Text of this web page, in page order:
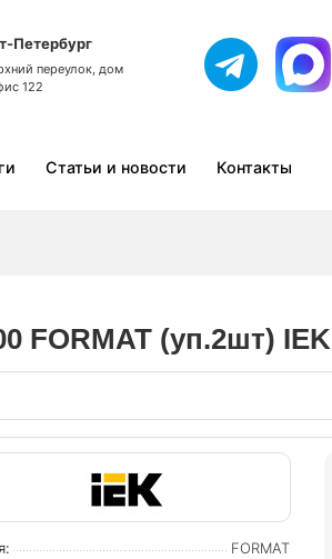
Петербург
переулок, дом
122
Статьи и новости Контакты
FORMAT (уп.2шт) IEK
FORMAT